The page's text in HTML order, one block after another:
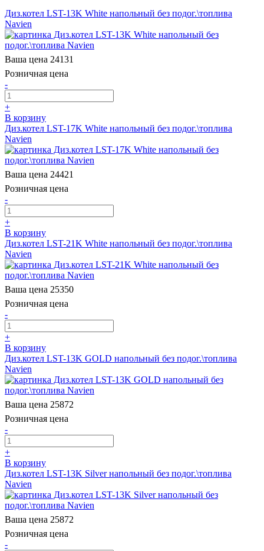
Диз.котел LST-13K White напольный без подог.\топлива
Navien
Ваша цена 24131
Розничная цена
-
+
В корзину
Диз.котел LST-17K White напольный без подог.\топлива
Navien
Ваша цена 24421
Розничная цена
-
+
В корзину
Диз.котел LST-21K White напольный без подог.\топлива
Navien
Ваша цена 25350
Розничная цена
-
+
В корзину
Диз.котел LST-13K GOLD напольный без подог.\топлива
Navien
Ваша цена 25872
Розничная цена
-
+
В корзину
Диз.котел LST-13K Silver напольный без подог.\топлива
Navien
Ваша цена 25872
Розничная цена
-